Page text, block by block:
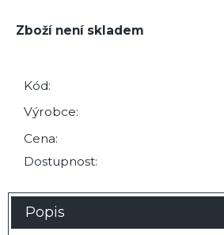
Zboží není skladem
Kód:
Výrobce:
Cena:
Dostupnost:
Popis